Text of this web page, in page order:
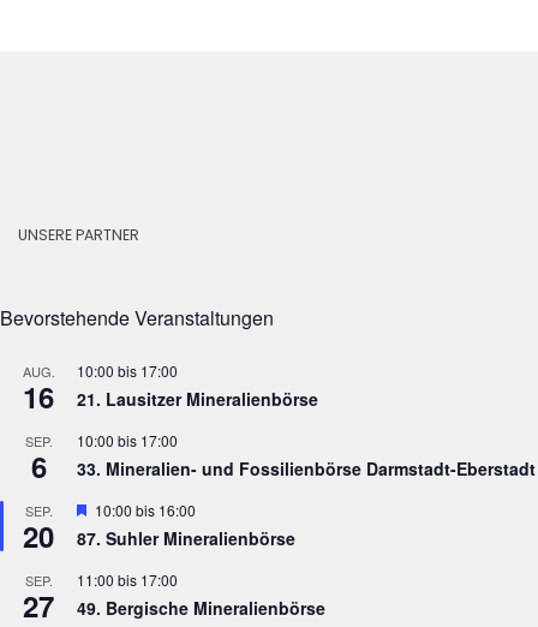
UNSERE PARTNER
Bevorstehende Veranstaltungen
AUG.
16
10:00 bis 17:00
21. Lausitzer Mineralienbörse
SEP.
6
10:00 bis 17:00
33. Mineralien- und Fossilienbörse Darmstadt-Eberstadt
SEP.
20
Hervorgehoben
10:00 bis 16:00
87. Suhler Mineralienbörse
SEP.
27
11:00 bis 17:00
49. Bergische Mineralienbörse